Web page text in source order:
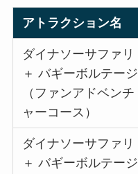
アトラクション名
ダイナソーサファリ
＋ バギーボルテージ
（ファンアドベンチ
ャーコース）
ダイナソーサファリ
＋ バギーボルテージ